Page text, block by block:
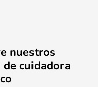
nuestros
cuidadora